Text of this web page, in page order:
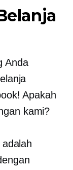
Anda
Apakah
kami?